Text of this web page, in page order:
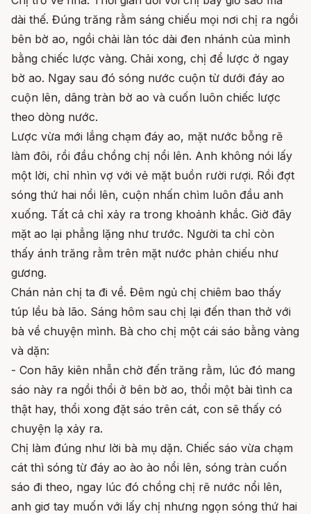
dài thế. Đúng trăng rằm sáng chiếu mọi nơi chị ra ngồi
bên bờ ao, ngồi chải làn tóc dài đen nhánh của mình
bằng chiếc lược vàng. Chải xong, chị để lược ở ngay
bờ ao. Ngay sau đó sóng nước cuộn từ dưới đáy ao
cuộn lên, dâng tràn bờ ao và cuốn luôn chiếc lược
theo dòng nước.
Lược vừa mới lắng chạm đáy ao, mặt nước bỗng rẽ
làm đôi, rồi đầu chồng chị nổi lên. Anh không nói lấy
một lời, chỉ nhìn vợ với vẻ mặt buồn rười rượi. Rồi đợt
sóng thứ hai nổi lên, cuộn nhấn chìm luôn đầu anh
xuống. Tất cả chỉ xảy ra trong khoảnh khắc. Giờ đây
mặt ao lại phẳng lặng như trước. Người ta chỉ còn
thấy ánh trăng rằm trên mặt nước phản chiếu như
gương.
Chán nản chị ta đi về. Đêm ngủ chị chiêm bao thấy
túp lều bà lão. Sáng hôm sau chị lại đến than thở với
bà về chuyện mình. Bà cho chị một cái sáo bằng vàng
và dặn:
- Con hãy kiên nhẫn chờ đến trăng rằm, lúc đó mang
sáo này ra ngồi thổi ở bên bờ ao, thổi một bài tình ca
thật hay, thổi xong đặt sáo trên cát, con sẽ thấy có
chuyện lạ xảy ra.
Chị làm đúng như lời bà mụ dặn. Chiếc sáo vừa chạm
cát thì sóng từ đáy ao ào ào nổi lên, sóng tràn cuốn
sáo đi theo, ngay lúc đó chồng chị rẽ nước nổi lên,
anh giơ tay muốn với lấy chị nhưng ngọn sóng thứ hai